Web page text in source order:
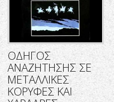
ΟΔΗΓΟΣ
ΑΝΑΖΗΤΗΣΗΣ ΣΕ
ΜΕΤΑΛΛΙΚΕΣ
ΚΟΡΥΦΕΣ ΚΑΙ